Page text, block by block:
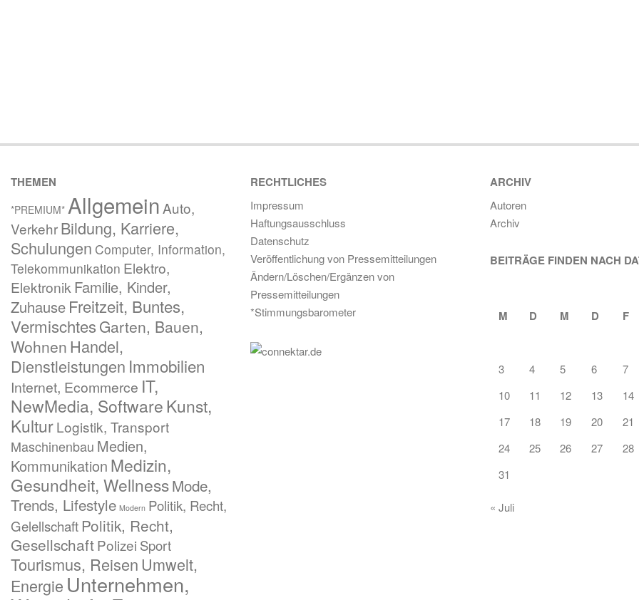
THEMEN
*PREMIUM* Allgemein Auto,
VerkehrBildung, Karriere,
Schulungen Computer, Information,
Telekommunikation Elektro,
Elektronik Familie, Kinder,
Zuhause Freitzeit, Buntes,
Vermischtes Garten, Bauen,
Wohnen Handel,
Dienstleistungen Immobilien
Internet, Ecommerce IT,
NewMedia, SoftwareKunst,
KulturLogistik, Transport
Maschinenbau Medien,
Kommunikation Medizin,
Gesundheit, WellnessMode,
Trends, Lifestyle Modern Politik, Recht,
Gelellschaft Politik, Recht,
GesellschaftPolizei Sport
Tourismus, Reisen Umwelt,
Energie Unternehmen,
RECHTLICHES
Impressum
Haftungsausschluss
Datenschutz
Veröffentlichung von Pressemitteilungen
Ändern/Löschen/Ergänzen von
Pressemitteilungen
*Stimmungsbarometer
ARCHIV
Autoren
Archiv
BEITRÄGE FINDEN NACH
M D M D F
3 4 5 6
7
10
11 12 13
14
17
18 19 20
21
24
25 26 27
28
31
« Juli